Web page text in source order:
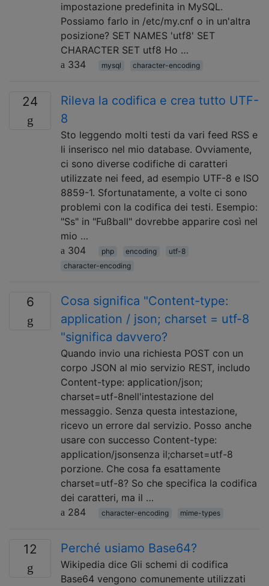
impostazione predefinita in MySQL.
Possiamo farlo in /etc/my.cnf o in un'altra
posizione? SET NAMES 'utf8' SET
CHARACTER SET utf8 Ho …
334
mysql character-encoding
24
Rileva la codifica e crea tutto UTF-
8
Sto leggendo molti testi da vari feed RSS e
li inserisco nel mio database. Ovviamente,
ci sono diverse codifiche di caratteri
utilizzate nei feed, ad esempio UTF-8 e ISO
8859-1. Sfortunatamente, a volte ci sono
problemi con la codifica dei testi. Esempio:
"Ss" in "Fußball" dovrebbe apparire così nel
mio …
304
php encoding
utf-8
character-encoding
6
Cosa significa "Content-type:
application / json; charset = utf-8
"significa davvero?
Quando invio una richiesta POST con un
corpo JSON al mio servizio REST, includo
Content-type: application/json;
charset=utf-8nell'intestazione del
messaggio. Senza questa intestazione,
ricevo un errore dal servizio. Posso anche
usare con successo Content-type:
application/jsonsenza il;charset=utf-8
porzione. Che cosa fa esattamente
charset=utf-8? So che specifica la codifica
dei caratteri, ma il …
284
character-encoding mime-types
12 Perché usiamo Base64?
Wikipedia dice Gli schemi di codifica
Base64 vengono comunemente utilizzati